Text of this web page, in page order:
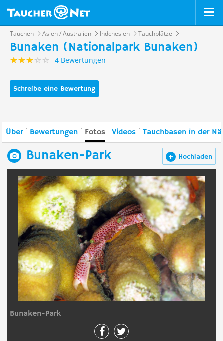
Tauchen Asien / Australien Indonesien Tauchplätze
Bunaken (Nationalpark Bunaken)
4 Bewertungen
Schreibe eine Bewertung
Über Bewertungen Fotos Videos Tauchbasen in der
Hochladen
Bunaken-Park
Bunaken-Park